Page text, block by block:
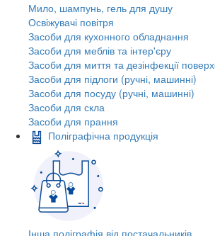
Мило, шампунь, гель для душу
Освіжувачі повітря
Засоби для кухонного обладнання
Засоби для меблів та інтер'єру
Засоби для миття та дезінфекції
Засоби для підлоги (ручні, машинні)
Засоби для посуду (ручні, машинні)
Засоби для скла
Засоби для прання
Поліграфічна продукція
Інша поліграфія від постачальників